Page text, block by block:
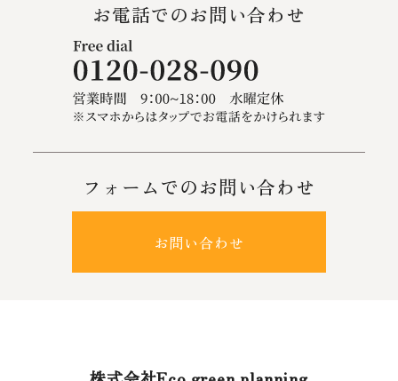
お電話でのお問い合わせ
フォームでのお問い合わせ
お問い合わせ